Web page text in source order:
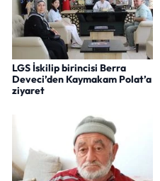
LGS İskilip birincisi Berra
Deveci’den Kaymakam Polat’a
ziyaret